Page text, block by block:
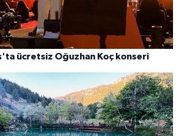
ücretsiz Oğuzhan Koç konseri